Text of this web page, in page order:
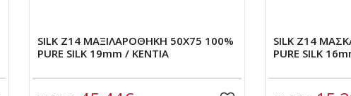
SILK Z14 ΜΑΞΙΛΑΡΟΘΗΚΗ 50Χ75 100%
PURE SILK 19mm / KENTIA
SILK Z14
PURE SILK